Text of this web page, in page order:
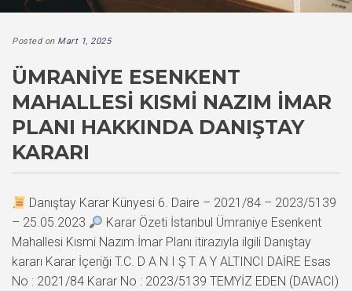
Posted on Mart 1, 2025
ÜMRANIYE ESENKENT
MAHALLESI KISMI NAZIM İMAR
PLANI HAKKINDA DANIŞTAY
KARARI
Danıştay Karar Künyesi 6. Daire – 2021/84 – 2023/5139
– 25.05.2023
Karar Özeti İstanbul Ümraniye Esenkent
Mahallesi Kısmi Nazım İmar Planı itirazıyla ilgili Danıştay
kararı Karar İçeriği T.C. D A N I Ş T A Y ALTINCI DAİRE Esas
No : 2021/84 Karar No : 2023/5139 TEMYİZ EDEN (DAVACI)